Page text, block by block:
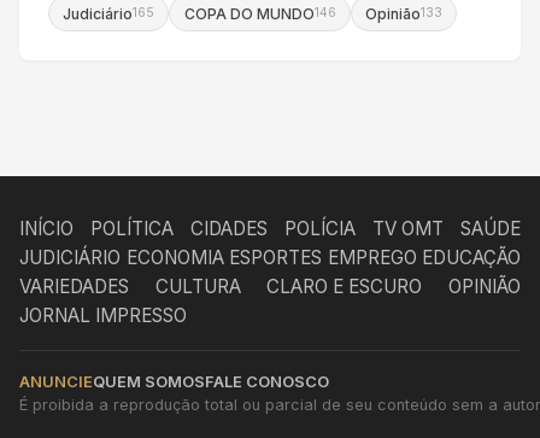
Judiciário165 COPA DO MUNDO146 Opinião133
INÍCIO POLÍTICA CIDADES POLÍCIA TV OMT
SAÚDE
JUDICIÁRIO ECONOMIA ESPORTES EMPREGO EDUCAÇÃO
VARIEDADES
CULTURA CLARO E ESCURO
OPINIÃO
JORNAL IMPRESSO
ANUNCIEQUEM SOMOSFALE CONOSCO
É proibida a reprodução total ou parcial de seu conteúdo sem a